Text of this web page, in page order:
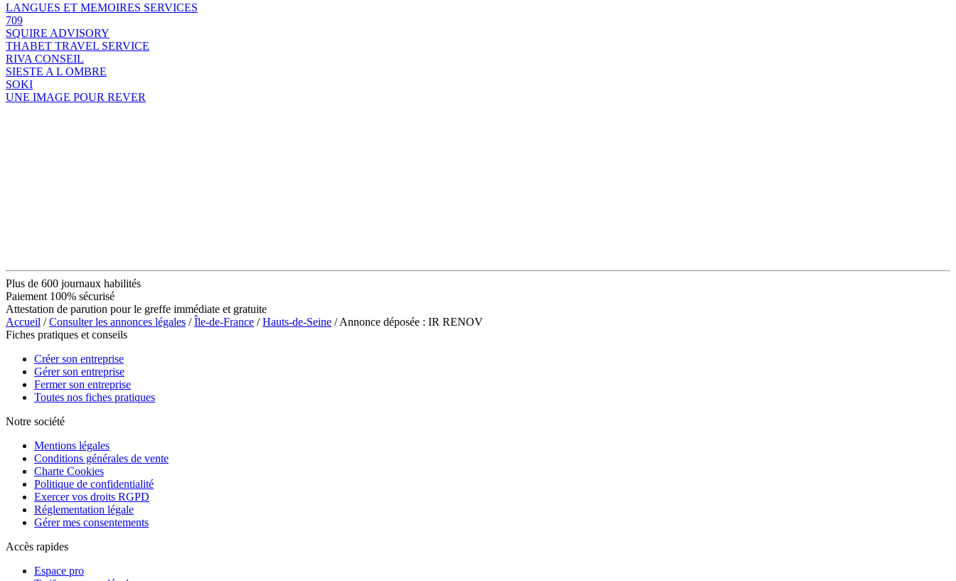
LANGUES ET MEMOIRES SERVICES
709
SQUIRE ADVISORY
THABET TRAVEL SERVICE
RIVA CONSEIL
SIESTE A L OMBRE
SOKI
UNE IMAGE POUR REVER
Plus de 600 journaux habilités
Paiement 100% sécurisé
Attestation de parution pour le greffe immédiate et gratuite
Accueil /Consulter les annonces légales /Île-de-France /Hauts-de-Seine / Annonce déposée : IR RENOV
Fiches pratiques et conseils
Créer son entreprise
Gérer son entreprise
Fermer son entreprise
Toutes nos fiches pratiques
Notre société
Mentions légales
Conditions générales de vente
Charte Cookies
Politique de confidentialité
Exercer vos droits RGPD
Réglementation légale
Gérer mes consentements
Accès rapides
Espace pro